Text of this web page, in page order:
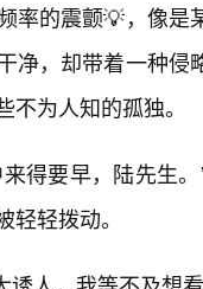
率的震颤💡，像
净，却带着一种
为人知的孤独。
得要早，陆先生
轻拨动。